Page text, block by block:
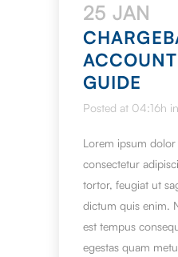
25 JAN
GUIDE
Posted at 04:16h in
Lorem ipsum dolor
consectetur
tortor, feugiat ut
dictum quis enim.
est tempus
egestas quam